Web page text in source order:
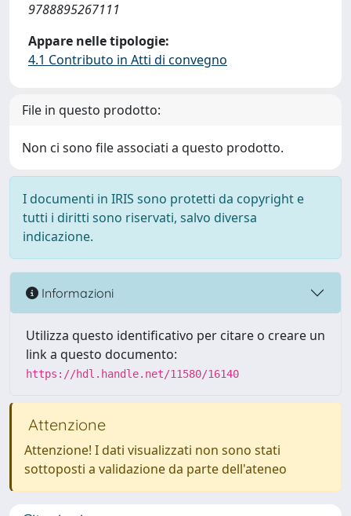
9788895267111
Appare nelle tipologie:
4.1 Contributo in Atti di convegno
File in questo prodotto:
Non ci sono file associati a questo prodotto.
I documenti in IRIS sono protetti da copyright e
tutti i diritti sono riservati, salvo diversa
indicazione.
Informazioni
Utilizza questo identificativo per citare o creare un
link a questo documento:
https://hdl.handle.net/11580/16140
Attenzione
Attenzione! I dati visualizzati non sono stati
sottoposti a validazione da parte dell'ateneo